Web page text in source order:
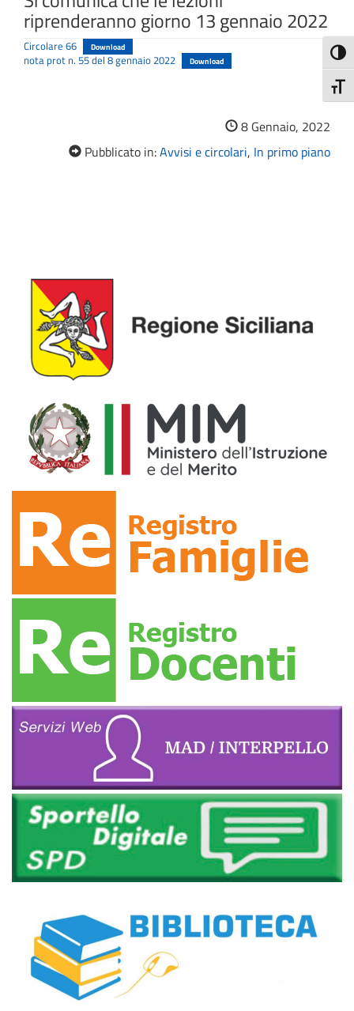
riprenderanno giorno 13 gennaio 2022
Circolare 66 Download
nota prot n. 55 del 8 gennaio 2022 Download
8 Gennaio, 2022
Pubblicato in:Avvisi e circolari, In primo piano